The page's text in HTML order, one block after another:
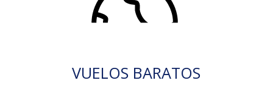
VUELOS BARATOS